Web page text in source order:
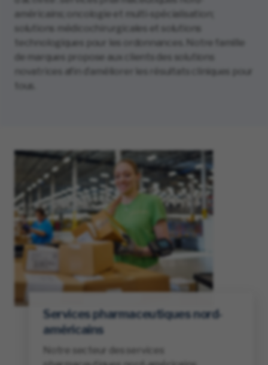
américains; oncologie et multi-spécialisation;
solutions médicochirurgicales et solutions
technologiques pour les ordonnances. Notre famille
de marques propose aux clients des solutions
novatrices afin d’améliorer les résultats cliniques pour
tous.
Services pharmaceutiques nord-
américains